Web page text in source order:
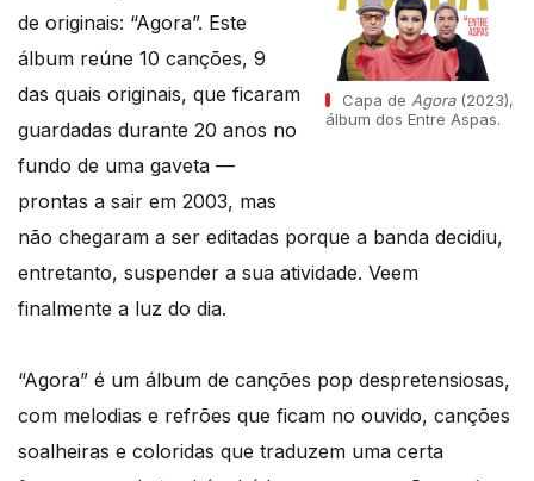
Capa de Agora(2023),
álbum dos Entre Aspas.
de originais: “Agora”. Este
álbum reúne 10 canções, 9
das quais originais, que ficaram
guardadas durante 20 anos no
fundo de uma gaveta —
prontas a sair em 2003, mas
não chegaram a ser editadas porque a banda decidiu,
entretanto, suspender a sua atividade. Veem
finalmente a luz do dia.
“Agora” é um álbum de canções pop despretensiosas,
com melodias e refrões que ficam no ouvido, canções
soalheiras e coloridas que traduzem uma certa